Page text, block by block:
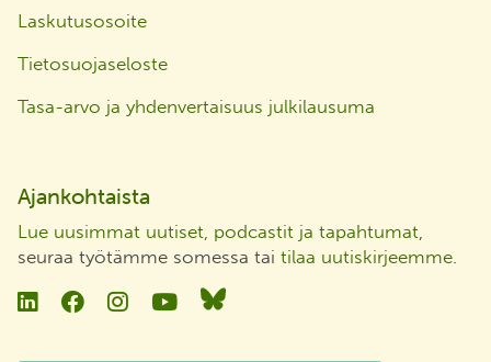
Laskutusosoite
Tietosuojaseloste
Tasa-arvo ja yhdenvertaisuus julkilausuma
Ajankohtaista
Lue uusimmat uutiset, podcastit ja tapahtumat,
seuraa työtämme somessa tai tilaa uutiskirjeemme.
LinkedinFacebookInstagramYouTubeBluesky